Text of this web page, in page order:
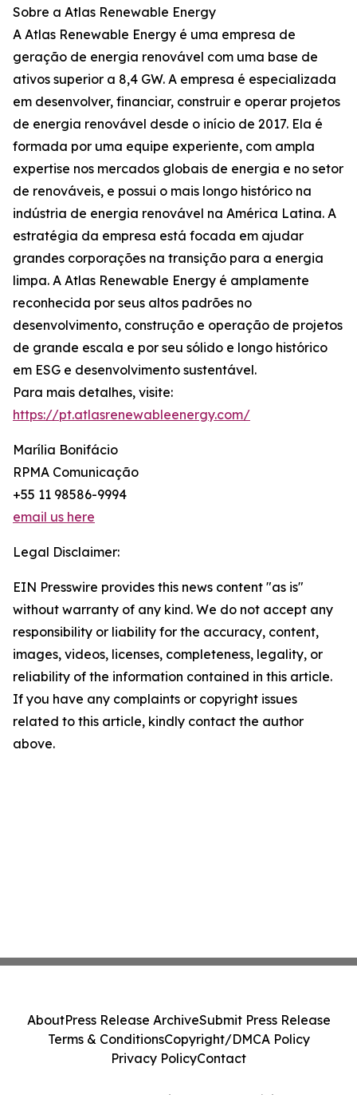
Sobre a Atlas Renewable Energy
A Atlas Renewable Energy é uma empresa de
geração de energia renovável com uma base de
ativos superior a 8,4 GW. A empresa é especializada
em desenvolver, financiar, construir e operar projetos
de energia renovável desde o início de 2017. Ela é
formada por uma equipe experiente, com ampla
expertise nos mercados globais de energia e no setor
de renováveis, e possui o mais longo histórico na
indústria de energia renovável na América Latina. A
estratégia da empresa está focada em ajudar
grandes corporações na transição para a energia
limpa. A Atlas Renewable Energy é amplamente
reconhecida por seus altos padrões no
desenvolvimento, construção e operação de projetos
de grande escala e por seu sólido e longo histórico
em ESG e desenvolvimento sustentável.
Para mais detalhes, visite:
https://pt.atlasrenewableenergy.com/
Marília Bonifácio
RPMA Comunicação
+55 11 98586-9994
email us here
Legal Disclaimer:
EIN Presswire provides this news content "as is"
without warranty of any kind. We do not accept any
responsibility or liability for the accuracy, content,
images, videos, licenses, completeness, legality, or
reliability of the information contained in this article.
If you have any complaints or copyright issues
related to this article, kindly contact the author
above.
AboutPress Release ArchiveSubmit Press Release
Terms & ConditionsCopyright/DMCA Policy
Privacy PolicyContact